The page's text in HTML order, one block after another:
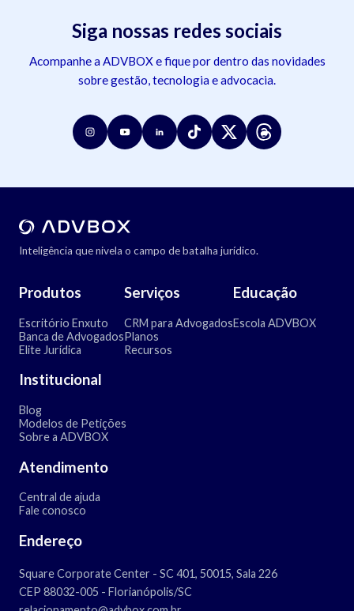
Siga nossas redes sociais
Acompanhe a ADVBOX e fique por dentro das novidades
sobre gestão, tecnologia e advocacia.
Inteligência que nivela o campo de batalha jurídico.
Produtos
Escritório Enxuto
Banca de Advogados
Elite Jurídica
Serviços
CRM para Advogados
Planos
Recursos
Educação
Escola ADVBOX
Institucional
Blog
Modelos de Petições
Sobre a ADVBOX
Atendimento
Central de ajuda
Fale conosco
Endereço
Square Corporate Center - SC 401, 50015, Sala 226
CEP 88032-005 - Florianópolis/SC